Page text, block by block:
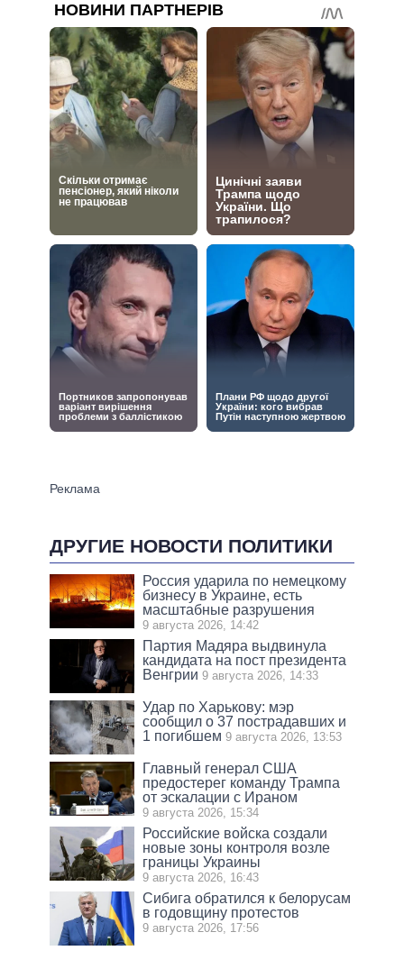
ДРУГИЕ НОВОСТИ ПОЛИТИКИ
Россия ударила по немецкому
бизнесу в Украине, есть
масштабные разрушения
9 августа 2026, 14:42
Партия Мадяра выдвинула
кандидата на пост президента
Венгрии 9 августа 2026, 14:33
Удар по Харькову: мэр
сообщил о 37 пострадавших и
1 погибшем 9 августа 2026, 13:53
Главный генерал США
предостерег команду Трампа
от эскалации с Ираном
9 августа 2026, 15:34
Российские войска создали
новые зоны контроля возле
границы Украины
9 августа 2026, 16:43
Сибига обратился к белорусам
в годовщину протестов
9 августа 2026, 17:56